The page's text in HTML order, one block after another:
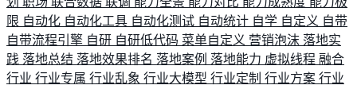
限 自动化 自动化工具 自动化测试 自动统计 自学 自定义 自带
自带流程引擎 自研 自研低代码 菜单自定义 营销泡沫 落地实
践 落地总结 落地效果排名 落地案例 落地能力 虚拟线程 融合
行业 行业专属 行业乱象 行业大模型 行业定制 行业方案 行业